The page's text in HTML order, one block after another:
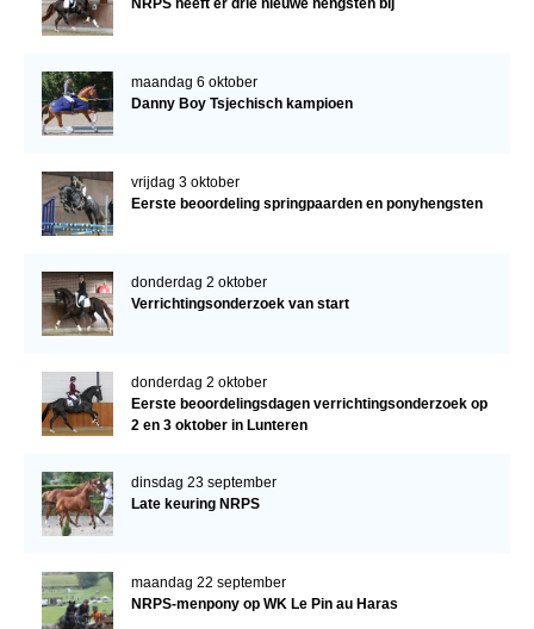
NRPS heeft er drie nieuwe hengsten bij
maandag 6 oktober
Danny Boy Tsjechisch kampioen
vrijdag 3 oktober
Eerste beoordeling springpaarden en ponyhengsten
donderdag 2 oktober
Verrichtingsonderzoek van start
donderdag 2 oktober
Eerste beoordelingsdagen verrichtingsonderzoek op
2 en 3 oktober in Lunteren
dinsdag 23 september
Late keuring NRPS
maandag 22 september
NRPS-menpony op WK Le Pin au Haras